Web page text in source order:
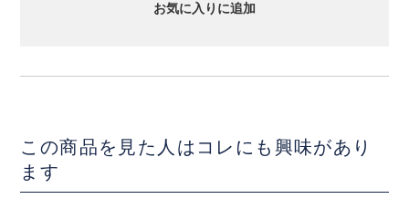
お気に入りに追加
この商品を見た人はコレにも興味があり
ます